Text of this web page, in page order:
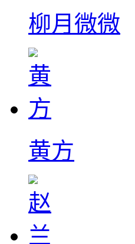
柳月微微
黄方